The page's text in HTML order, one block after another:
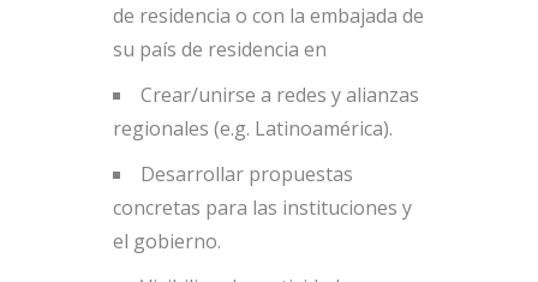
de residencia o con la embajada de
su país de residencia en
Crear/unirse a redes y alianzas
regionales (e.g. Latinoamérica).
Desarrollar propuestas
concretas para las instituciones y
el gobierno.